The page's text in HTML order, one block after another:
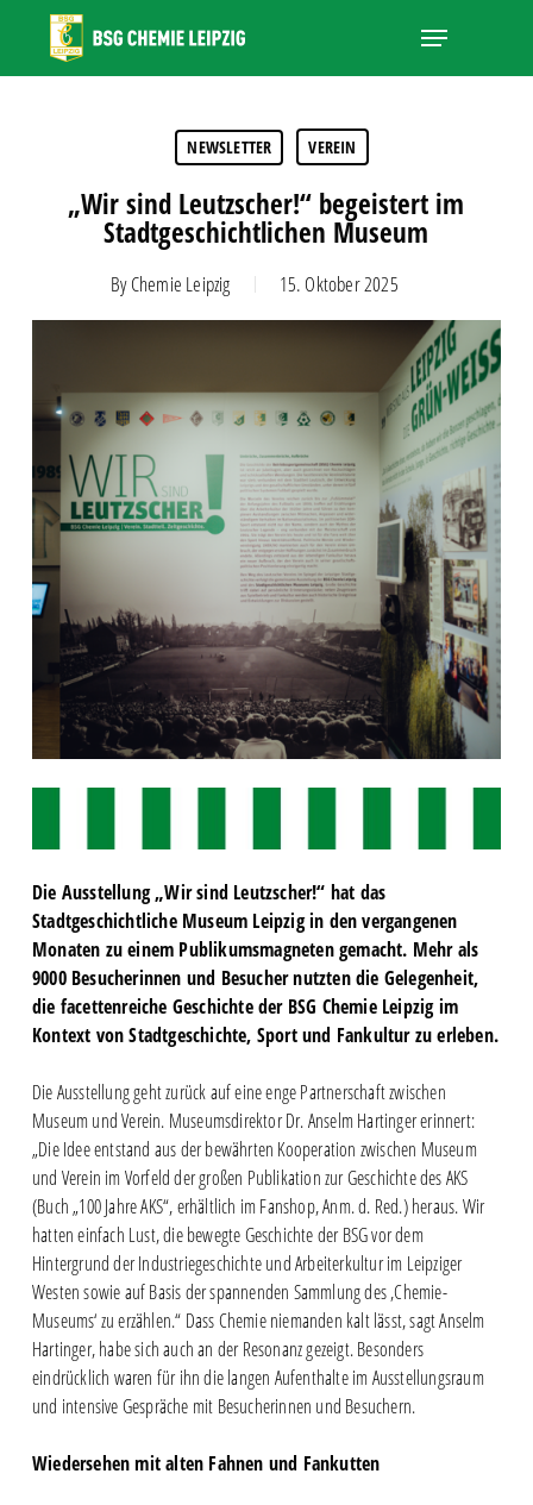
main
Menu
NEWSLETTER VEREIN
„Wir sind Leutzscher!“ begeistert im
Stadtgeschichtlichen Museum
ByChemie Leipzig 15. Oktober 2025
Die Ausstellung „Wir sind Leutzscher!“ hat das
Stadtgeschichtliche Museum Leipzig in den vergangenen
Monaten zu einem Publikumsmagneten gemacht. Mehr als
9000 Besucherinnen und Besucher nutzten die Gelegenheit,
die facettenreiche Geschichte der BSG Chemie Leipzig im
Kontext von Stadtgeschichte, Sport und Fankultur zu erleben.
Die Ausstellung geht zurück auf eine enge Partnerschaft zwischen
Museum und Verein. Museumsdirektor Dr. Anselm Hartinger erinnert:
„Die Idee entstand aus der bewährten Kooperation zwischen Museum
und Verein im Vorfeld der großen Publikation zur Geschichte des AKS
(Buch „100 Jahre AKS“, erhältlich im Fanshop, Anm. d. Red.) heraus. Wir
hatten einfach Lust, die bewegte Geschichte der BSG vor dem
Hintergrund der Industriegeschichte und Arbeiterkultur im Leipziger
Westen sowie auf Basis der spannenden Sammlung des ‚Chemie-
Museums‘ zu erzählen.“ Dass Chemie niemanden kalt lässt, sagt Anselm
Hartinger, habe sich auch an der Resonanz gezeigt. Besonders
eindrücklich waren für ihn die langen Aufenthalte im Ausstellungsraum
und intensive Gespräche mit Besucherinnen und Besuchern.
Wiedersehen mit alten Fahnen und Fankutten
Close